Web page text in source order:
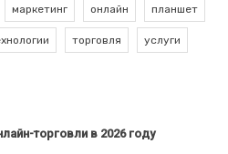
маркетинг онлайн планшет
торговля услуги
торговли в 2026 году